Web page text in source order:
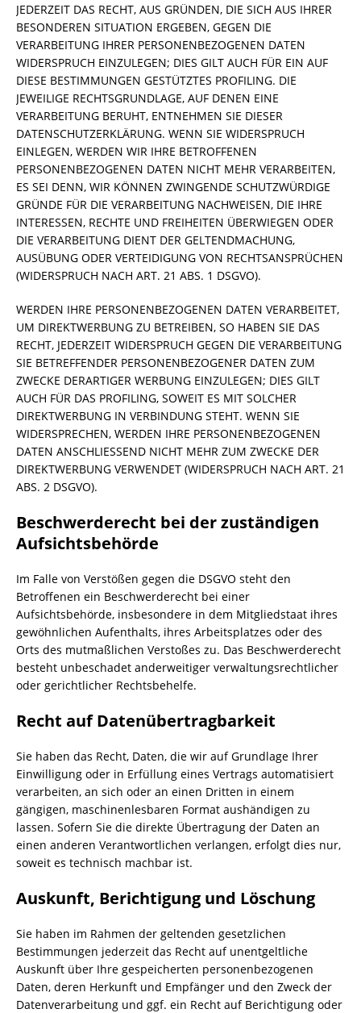
JEDERZEIT DAS RECHT, AUS GRÜNDEN, DIE SICH AUS IHRER
BESONDEREN SITUATION ERGEBEN, GEGEN DIE
VERARBEITUNG IHRER PERSONENBEZOGENEN DATEN
WIDERSPRUCH EINZULEGEN; DIES GILT AUCH FÜR EIN AUF
DIESE BESTIMMUNGEN GESTÜTZTES PROFILING. DIE
JEWEILIGE RECHTSGRUNDLAGE, AUF DENEN EINE
VERARBEITUNG BERUHT, ENTNEHMEN SIE DIESER
DATENSCHUTZERKLÄRUNG. WENN SIE WIDERSPRUCH
EINLEGEN, WERDEN WIR IHRE BETROFFENEN
PERSONENBEZOGENEN DATEN NICHT MEHR VERARBEITEN,
ES SEI DENN, WIR KÖNNEN ZWINGENDE SCHUTZWÜRDIGE
GRÜNDE FÜR DIE VERARBEITUNG NACHWEISEN, DIE IHRE
INTERESSEN, RECHTE UND FREIHEITEN ÜBERWIEGEN ODER
DIE VERARBEITUNG DIENT DER GELTENDMACHUNG,
AUSÜBUNG ODER VERTEIDIGUNG VON RECHTSANSPRÜCHEN
(WIDERSPRUCH NACH ART. 21 ABS. 1 DSGVO).
WERDEN IHRE PERSONENBEZOGENEN DATEN VERARBEITET,
UM DIREKTWERBUNG ZU BETREIBEN, SO HABEN SIE DAS
RECHT, JEDERZEIT WIDERSPRUCH GEGEN DIE VERARBEITUNG
SIE BETREFFENDER PERSONENBEZOGENER DATEN ZUM
ZWECKE DERARTIGER WERBUNG EINZULEGEN; DIES GILT
AUCH FÜR DAS PROFILING, SOWEIT ES MIT SOLCHER
DIREKTWERBUNG IN VERBINDUNG STEHT. WENN SIE
WIDERSPRECHEN, WERDEN IHRE PERSONENBEZOGENEN
DATEN ANSCHLIESSEND NICHT MEHR ZUM ZWECKE DER
DIREKTWERBUNG VERWENDET (WIDERSPRUCH NACH ART. 21
ABS. 2 DSGVO).
Beschwerde­recht bei der zuständigen
Aufsichts­behörde
Im Falle von Verstößen gegen die DSGVO steht den
Betroffenen ein Beschwerderecht bei einer
Aufsichtsbehörde, insbesondere in dem Mitgliedstaat ihres
gewöhnlichen Aufenthalts, ihres Arbeitsplatzes oder des
Orts des mutmaßlichen Verstoßes zu. Das Beschwerderecht
besteht unbeschadet anderweitiger verwaltungsrechtlicher
oder gerichtlicher Rechtsbehelfe.
Recht auf Daten­übertrag­barkeit
Sie haben das Recht, Daten, die wir auf Grundlage Ihrer
Einwilligung oder in Erfüllung eines Vertrags automatisiert
verarbeiten, an sich oder an einen Dritten in einem
gängigen, maschinenlesbaren Format aushändigen zu
lassen. Sofern Sie die direkte Übertragung der Daten an
einen anderen Verantwortlichen verlangen, erfolgt dies nur,
soweit es technisch machbar ist.
Auskunft, Berichtigung und Löschung
Sie haben im Rahmen der geltenden gesetzlichen
Bestimmungen jederzeit das Recht auf unentgeltliche
Auskunft über Ihre gespeicherten personenbezogenen
Daten, deren Herkunft und Empfänger und den Zweck der
Datenverarbeitung und ggf. ein Recht auf Berichtigung oder